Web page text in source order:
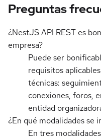
Preguntas
¿NestJS API REST es
empresa?
Puede ser
requisitos
técnicas:
conexiones, foros,
entidad
¿En qué modalidades se
En tres